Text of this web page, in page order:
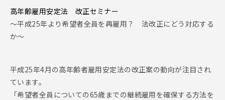
高年齢雇用安定法 改正セミナー
～平成25年より希望者全員を再雇用？ 法改正にどう対応する
か～
平成25年4月の高年齢者雇用安定法の改正案の動向が注目され
ています。
「希望者全員についての65歳までの継続雇用を確保する方法を